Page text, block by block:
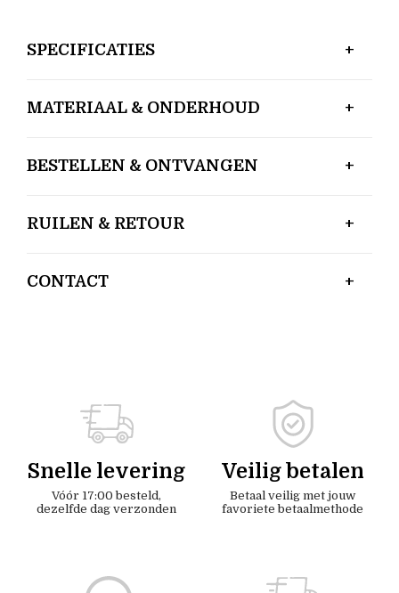
SPECIFICATIES
MATERIAAL & ONDERHOUD
BESTELLEN & ONTVANGEN
RUILEN & RETOUR
CONTACT
Snelle levering
Vóór 17:00 besteld,
dezelfde dag verzonden
Veilig betalen
Betaal veilig met jouw
favoriete betaalmethode